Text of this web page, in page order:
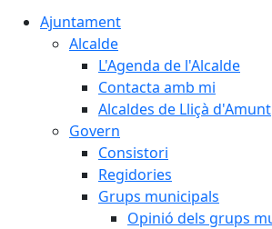
Ajuntament
Alcalde
L'Agenda de l'Alcalde
Contacta amb mi
Alcaldes de Lliçà d'Amunt
Govern
Consistori
Regidories
Grups municipals
Opinió dels grups